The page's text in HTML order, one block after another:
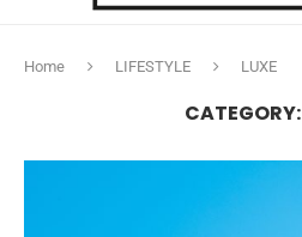
Home LIFESTYLE LUXE
CATEGORY: